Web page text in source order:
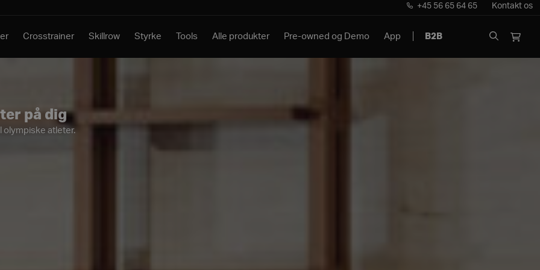
+45 56 65 64 65 Kontakt os
Crosstrainer Skillrow Styrke Tools Alle produkter Pre-owned og Demo App B2B
på dig
olympiske atleter.